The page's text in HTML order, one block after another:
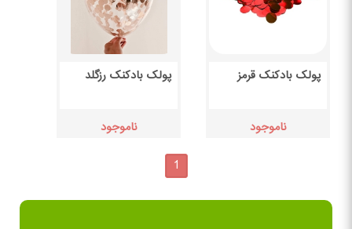
پولک بادکنک قرمز
ناموجود
پولک بادکنک رزگلد
ناموجود
1